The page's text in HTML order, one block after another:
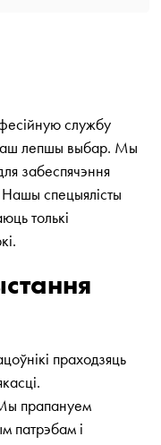
службу
лепшы выбар. Мы
забеспячэння
спецыялісты
толькі
праходзяць
прапануем
патрэбам і